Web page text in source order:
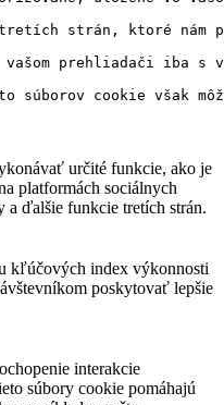
strán, ktoré nám
vašom prehliadači iba s
súborov cookie však
určité funkcie, ako je
platformách sociálnych
a ďalšie funkcie tretích strán.
kľúčových index výkonnosti
poskytovať lepšie
interakcie
súbory cookie pomáhajú